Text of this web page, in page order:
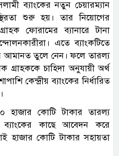
ব্যাংকের নতুন চেয়ারম্যান
শুরু হয়। তার নিয়োগের
ফোরামের ব্যানারে টানা
এতে ব্যাংকটিতে
আমানত তুলে নেন। ফলে তারল্য
চাহিদা অনুযায়ী অর্থ
কেন্দ্রীয় ব্যাংকের নির্ধারিত
হাজার কোটি টাকার তারল্য
ব্যাংকের কাছে আবেদন করে
হাজার কোটি টাকার সহায়তা